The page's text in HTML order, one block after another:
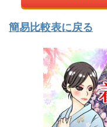
簡易比較表に戻る